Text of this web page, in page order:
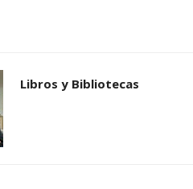
Libros y Bibliotecas